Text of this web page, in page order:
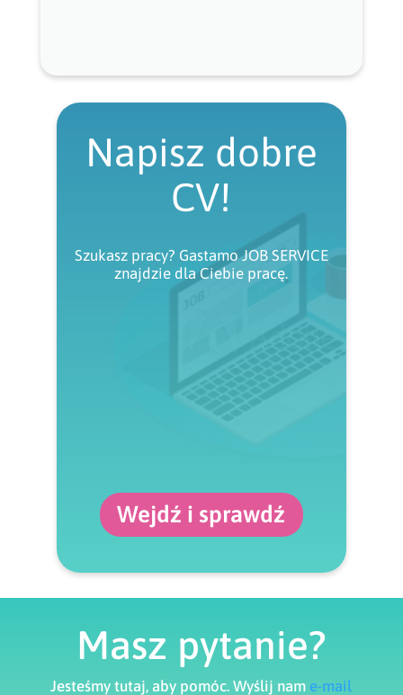
Napisz dobre
CV!
Szukasz pracy? Gastamo JOB SERVICE
znajdzie dla Ciebie pracę.
Wejdź i sprawdź
Masz pytanie?
Jesteśmy tutaj, aby pomóc. Wyślij nam e-mail